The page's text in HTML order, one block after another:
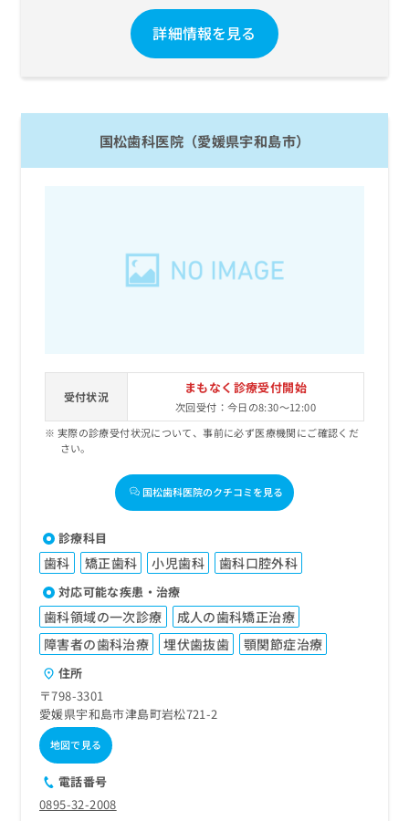
詳細情報を見る
国松歯科医院（愛媛県宇和島市）
受付状況
まもなく診療受付開始
次回受付：今日の8:30～12:00
実際の診療受付状況について、事前に必ず医療機関にご確認くだ
さい。
国松歯科医院のクチコミを見る
診療科目
歯科 矯正歯科 小児歯科 歯科口腔外科
対応可能な疾患・治療
歯科領域の一次診療
成人の歯科矯正治療
障害者の歯科治療
埋伏歯抜歯 顎関節症治療
住所
〒798-3301
愛媛県宇和島市津島町岩松721-2
地図で見る
電話番号
0895-32-2008